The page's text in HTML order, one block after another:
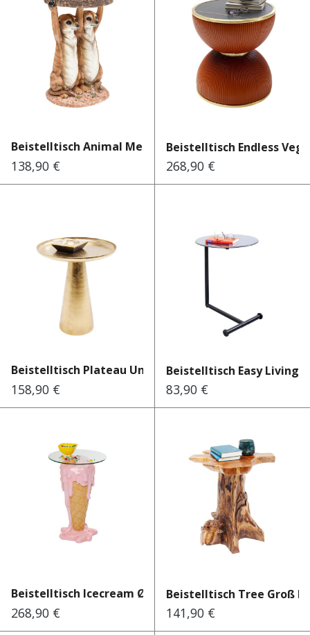
Beistelltisch Animal Meerka...
Regulärer Preis:
138,90 €
Beistelltisch Endless
Regulärer Preis:
268,90 €
Beistelltisch Plateau Uno B...
Regulärer Preis:
158,90 €
Beistelltisch Easy Living
Regulärer Preis:
83,90 €
Beistelltisch Icecream Ø48cm
Regulärer Preis:
268,90 €
Beistelltisch Tree Groß
Regulärer Preis:
141,90 €